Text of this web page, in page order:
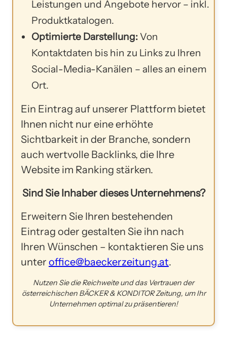
Leistungen und Angebote hervor – inkl.
Produktkatalogen.
Optimierte Darstellung:Von
Kontaktdaten bis hin zu Links zu Ihren
Social-Media-Kanälen – alles an einem
Ort.
Ein Eintrag auf unserer Plattform bietet
Ihnen nicht nur eine erhöhte
Sichtbarkeit in der Branche, sondern
auch wertvolle Backlinks, die Ihre
Website im Ranking stärken.
Sind Sie Inhaber dieses Unternehmens?
Erweitern Sie Ihren bestehenden
Eintrag oder gestalten Sie ihn nach
Ihren Wünschen – kontaktieren Sie uns
unter office@baeckerzeitung.at.
Nutzen Sie die Reichweite und das Vertrauen der
österreichischen BÄCKER & KONDITOR Zeitung, um Ihr
Unternehmen optimal zu präsentieren!